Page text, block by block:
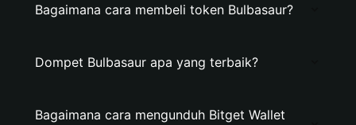
Bagaimana cara membeli token Bulbasaur?
Dompet Bulbasaur apa yang terbaik?
Bagaimana cara mengunduh Bitget Wallet